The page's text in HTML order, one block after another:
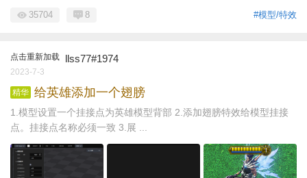
#模型/特效
35704 8
点击重新加载 llss77#1974
2023-7-3
精华 给英雄添加一个翅膀
1.模型设置一个挂接点为英雄模型背部 2.添加翅膀特效给模型挂接
点。挂接点名称必须一致 3.展 ...